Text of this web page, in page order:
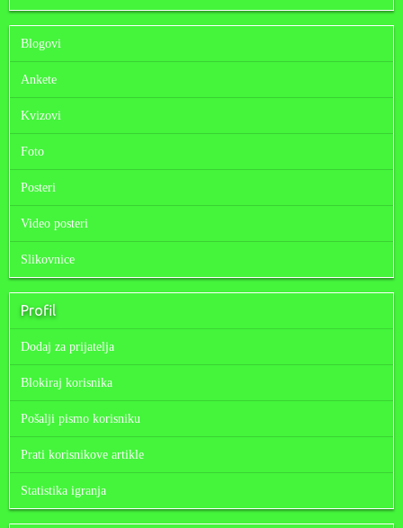
Blogovi
Ankete
Kvizovi
Foto
Posteri
Video posteri
Slikovnice
Profil
Dodaj za prijatelja
Blokiraj korisnika
Pošalji pismo korisniku
Prati korisnikove artikle
Statistika igranja